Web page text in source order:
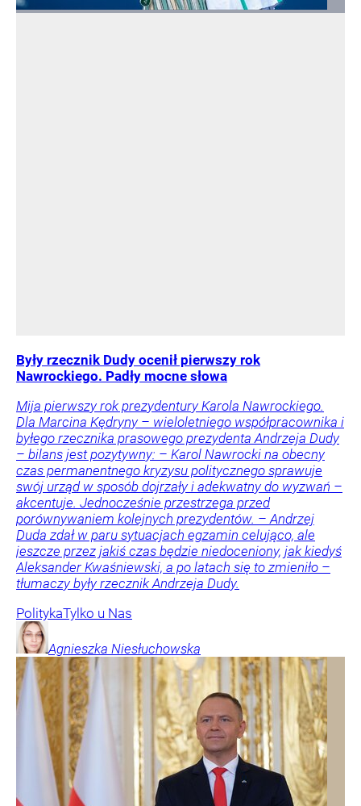
Były rzecznik Dudy ocenił pierwszy rok
Nawrockiego. Padły mocne słowa
Mija pierwszy rok prezydentury Karola Nawrockiego.
Dla Marcina Kędryny – wieloletniego współpracownika i
byłego rzecznika prasowego prezydenta Andrzeja Dudy
– bilans jest pozytywny: – Karol Nawrocki na obecny
czas permanentnego kryzysu politycznego sprawuje
swój urząd w sposób dojrzały i adekwatny do wyzwań –
akcentuje. Jednocześnie przestrzega przed
porównywaniem kolejnych prezydentów. – Andrzej
Duda zdał w paru sytuacjach egzamin celująco, ale
jeszcze przez jakiś czas będzie niedoceniony, jak kiedyś
Aleksander Kwaśniewski, a po latach się to zmieniło –
tłumaczy były rzecznik Andrzeja Dudy.
PolitykaTylko u Nas
Agnieszka Niesłuchowska